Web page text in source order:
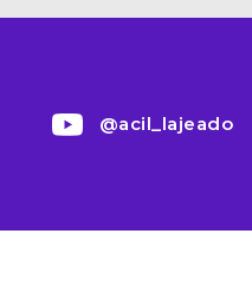
@acil_lajeado